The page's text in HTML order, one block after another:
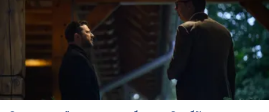
82,4 т.
"Верніть Федорова": у містах України 23-й день
поспіль тривають масові мітинги з
картонками. Фото і відео
Учасники акцій продовжують серію щоденних протестів